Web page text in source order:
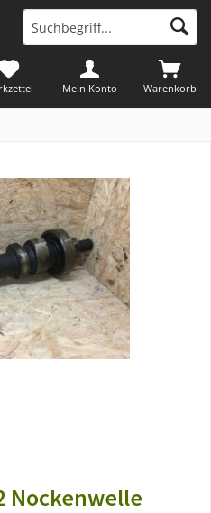
Warenkorb
Mein Konto
Nockenwelle